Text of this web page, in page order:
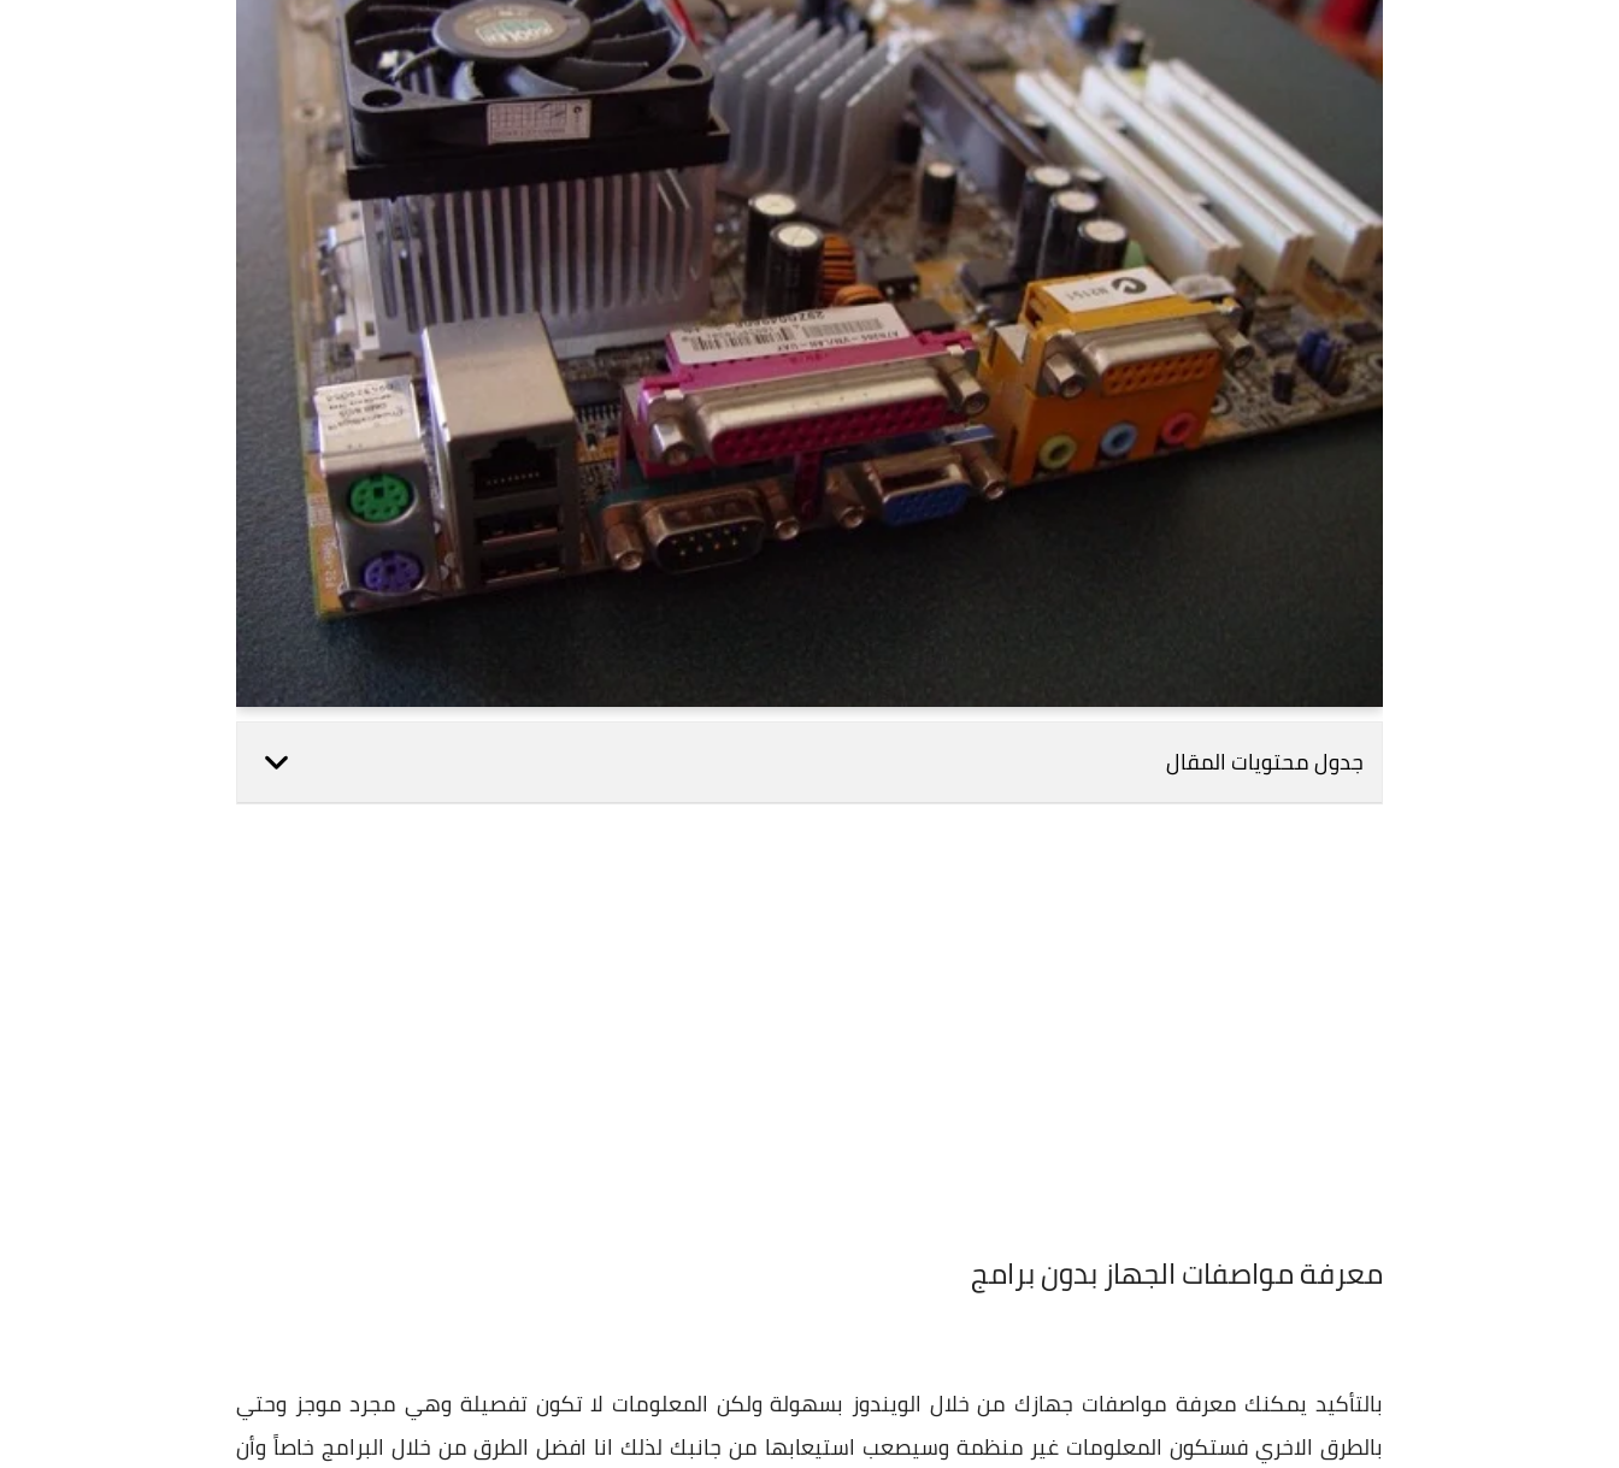
جدول محتويات المقال
معرفة مواصفات الجهاز بدون برامج
بالتأكيد يمكنك معرفة مواصفات جهازك من خلال الويندوز بسهولة ولكن المعلومات لا تكون تفصيلة وهي مجرد موجز وحتي
بالطرق الاخري فستكون المعلومات غير منظمة وسيصعب استيعابها من جانبك لذلك انا افضل الطرق من خلال البرامج خاصاً وأن